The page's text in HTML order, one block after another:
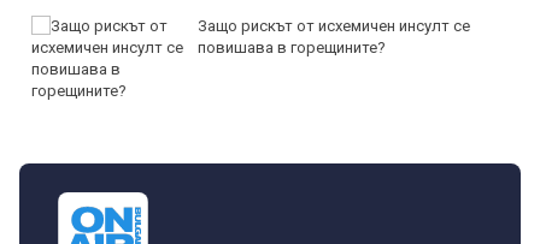
Защо рискът от исхемичен инсулт се
повишава в горещините?